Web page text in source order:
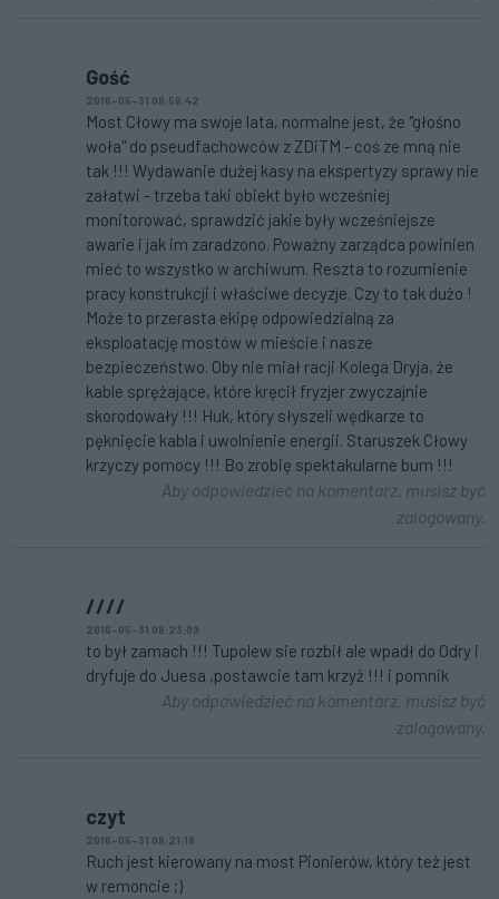
Gość
2016-05-31 08:58:42
Most Cłowy ma swoje lata, normalne jest, że "głośno
woła" do pseudfachowców z ZDiTM - coś ze mną nie
tak !!! Wydawanie dużej kasy na ekspertyzy sprawy nie
załatwi - trzeba taki obiekt było wcześniej
monitorować, sprawdzić jakie były wcześniejsze
awarie i jak im zaradzono. Poważny zarządca powinien
mieć to wszystko w archiwum. Reszta to rozumienie
pracy konstrukcji i właściwe decyzje. Czy to tak dużo !
Może to przerasta ekipę odpowiedzialną za
eksploatację mostów w mieście i nasze
bezpieczeństwo. Oby nie miał racji Kolega Dryja, że
kable sprężające, które kręcił fryzjer zwyczajnie
skorodowały !!! Huk, który słyszeli wędkarze to
pęknięcie kabla i uwolnienie energii. Staruszek Cłowy
krzyczy pomocy !!! Bo zrobię spektakularne bum !!!
Aby odpowiedzieć na komentarz, musisz być
zalogowany.
////
2016-05-31 08:23:09
to był zamach !!! Tupolew sie rozbił ale wpadł do Odry i
dryfuje do Juesa ,postawcie tam krzyż !!! i pomnik
Aby odpowiedzieć na komentarz, musisz być
zalogowany.
czyt
2016-05-31 08:21:18
Ruch jest kierowany na most Pionierów, który też jest
w remoncie ;)